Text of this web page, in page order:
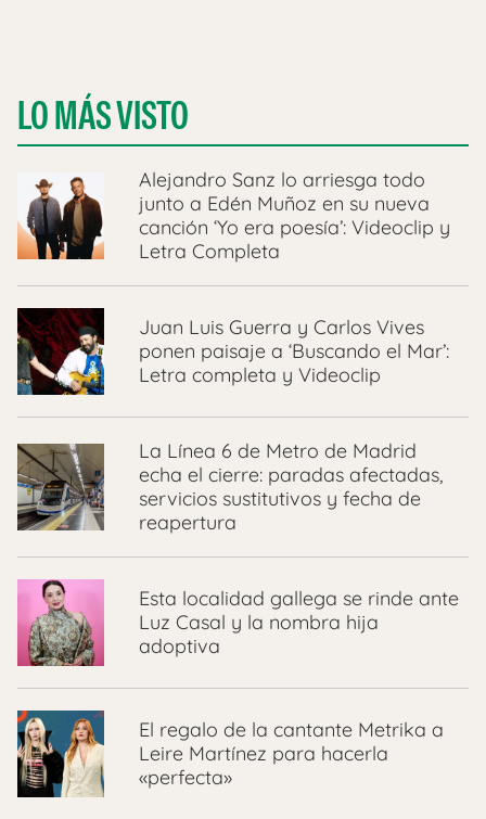
LO MÁS VISTO
Alejandro Sanz lo arriesga todo
junto a Edén Muñoz en su nueva
canción ‘Yo era poesía’: Videoclip y
Letra Completa
Juan Luis Guerra y Carlos Vives
ponen paisaje a ‘Buscando el Mar’:
Letra completa y Videoclip
La Línea 6 de Metro de Madrid
echa el cierre: paradas afectadas,
servicios sustitutivos y fecha de
reapertura
Esta localidad gallega se rinde ante
Luz Casal y la nombra hija
adoptiva
El regalo de la cantante Metrika a
Leire Martínez para hacerla
«perfecta»